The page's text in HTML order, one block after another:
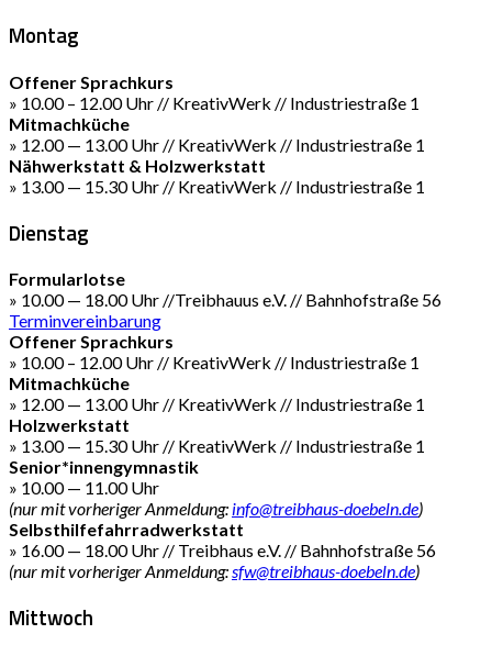
Montag
Offener Sprachkurs
» 10.00 – 12.00 Uhr // KreativWerk // Industriestraße 1
Mitmachküche
» 12.00 — 13.00 Uhr // KreativWerk // Industriestraße 1
Nähwerkstatt & Holzwerkstatt
» 13.00 — 15.30 Uhr // KreativWerk // Industriestraße 1
Dienstag
Formularlotse
» 10.00 — 18.00 Uhr //Treibhauus e.V. // Bahnhofstraße 56
Terminvereinbarung
Offener Sprachkurs
» 10.00 – 12.00 Uhr // KreativWerk // Industriestraße 1
Mitmachküche
» 12.00 — 13.00 Uhr // KreativWerk // Industriestraße 1
Holzwerkstatt
» 13.00 — 15.30 Uhr // KreativWerk // Industriestraße 1
Senior*innengymnastik
» 10.00 — 11.00 Uhr
(nur mit vorheriger Anmeldung: info@treibhaus-doebeln.de)
Selbsthilfefahrradwerkstatt
» 16.00 — 18.00 Uhr // Treibhaus e.V. // Bahnhofstraße 56
(nur mit vorheriger Anmeldung:sfw@treibhaus-doebeln.de)
Mittwoch